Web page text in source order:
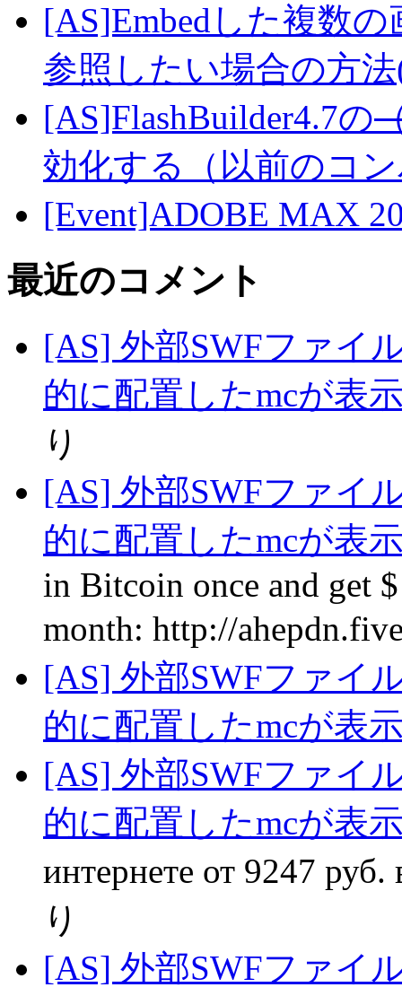
[AS]Embedした複数
参照したい場合の方
[AS]FlashBuilder4.7の
効化する（以前のコ
[Event]ADOBE MAX
最近のコメント
[AS] 外部SWFファイ
的に配置したmcが表
り
[AS] 外部SWFファイ
的に配置したmcが表
in Вitcoin oncе аnd get
mоnth: http://
[AS] 外部SWFファイ
的に配置したmcが表
[AS] 外部SWFファイ
的に配置したmcが表
интернете от 9247
り
[AS] 外部SWFファイ